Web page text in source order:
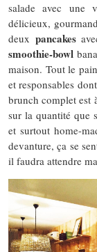
salade avec une
délicieux,
deux pancakes
smoothie-bowl
maison. Tout le
et responsables
brunch complet est
sur la quantité que
et surtout home-
devanture, ça se
il faudra attendre